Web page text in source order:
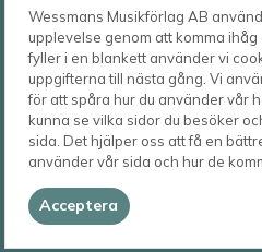
Wessmans Musikförlag AB
upplevelse genom att komma ihåg
fyller i en blankett använder vi
uppgifterna till nästa gång. Vi
för att spåra hur du använder vår
kunna se vilka sidor du besöker
sida. Det hjälper oss att få en
använder vår sida och hur de
Acceptera
Leverans- och besöksadress
Bingebygatan 11 B
621 41 VISBY
Postadress
Box 1253
621 23 VISBY
Wessmans Musikförlag AB
2026.4.1.22754